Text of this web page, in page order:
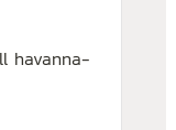
havanna-